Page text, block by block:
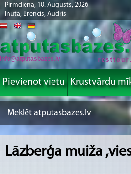
Pirmdiena, 10. Augusts, 2026
Inuta, Brencis, Audris
info@atputasbazes.lv
Pievienot vietu Krustvārdu
Lāzberģa muiža